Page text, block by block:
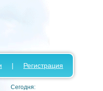
| Регистрация
Сегодня: